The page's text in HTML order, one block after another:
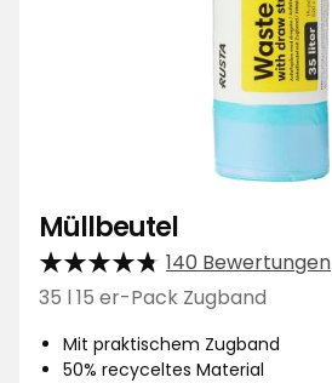
Müllbeutel
140 Bewertungen
35 l 15 er-Pack Zugband
Mit praktischem Zugband
50% recyceltes Material